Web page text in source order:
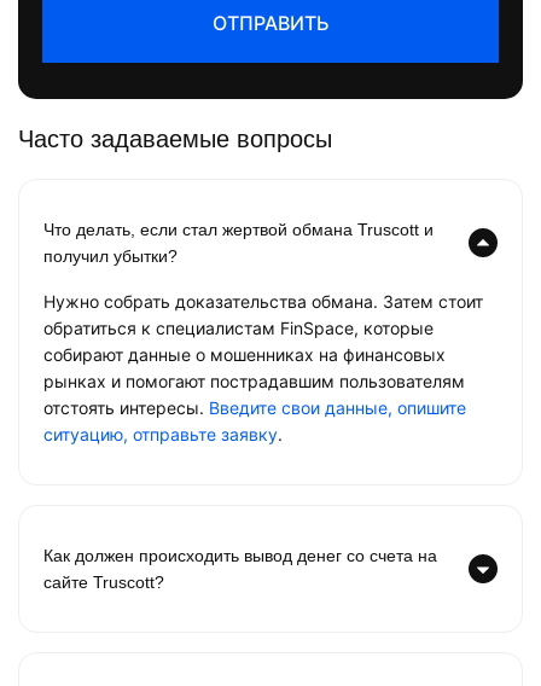
ОТПРАВИТЬ
Часто задаваемые вопросы
Что делать, если стал жертвой обмана Truscott и
получил убытки?
Нужно собрать доказательства обмана. Затем стоит
обратиться к специалистам FinSpace, которые
собирают данные о мошенниках на финансовых
рынках и помогают пострадавшим пользователям
отстоять интересы. Введите свои данные, опишите
ситуацию, отправьте заявку.
Как должен происходить вывод денег со счета на
сайте Truscott?